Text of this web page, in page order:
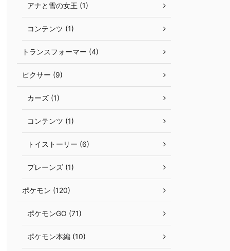
アナと雪の女王 (1)
コンテンツ (1)
トランスフォーマー (4)
ピクサー (9)
カーズ (1)
コンテンツ (1)
トイストーリー (6)
プレーンズ (1)
ポケモン (120)
ポケモンGO (71)
ポケモン本編 (10)